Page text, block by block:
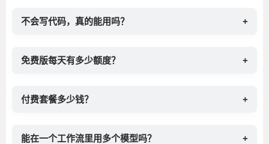
不会写代码，真的能用吗？ +
免费版每天有多少额度？ +
付费套餐多少钱？ +
能在一个工作流里用多个模型吗？ +